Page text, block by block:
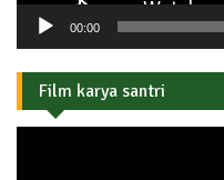
00:00
Film karya santri